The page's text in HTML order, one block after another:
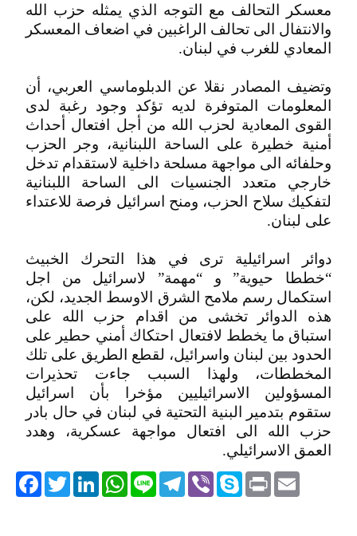
معسكر التحالف مع التوجه الذي يمثله حزب الله
والانتفال الى تحالف الراغبين في اضعاف المعسكر
المعادي للغرب في لبنان.
وتضيف المصادر نقلا عن الدبلوماسي العربي، أن
المعلومات المتوفرة لديه تؤكد وجود رغبة لدى
القوى المعادية لحزب الله من أجل افتعال أحداث
أمنية خطيرة على الساحة اللبنانية، وجر الحزب
وحلفائه الى مواجهة مسلحة داخلية لاستقدام تدخل
خارجي متعدد الجنسيات الى الساحة اللبنانية
لتفكيك سلاح الحزب، ومنح اسرائيل فرصة للاعتداء
على لبنان.
دوائر اسرائيلية ترى في هذا التحرك الخبيث
“خططا حيوية” و “مهمة” لاسرائيل من اجل
استكمال رسم ملامح الشرق الاوسط الجديد، لكن،
هذه الدوائر تخشى من اقدام حزب الله على
استباق ما يخطط لافتعال احتكاك أمني حطير على
الحدود بين لبنان واسرائيل، لقطع الطريق على تلك
المخططات، ولهذا السبب جاءت تحذيرات
المسؤولين الاسرائيليين مؤخرا بأن اسرائيل
ستقوم بتدمير البنية التحتية في لبنان في حال بادر
حزب الله الى افتعال مواجهة عسكرية، وهدد
العمق الاسرائيلي.
TwitterLinkedIn
WhatsApp Line
Telegram ViberSkype PrintEmail